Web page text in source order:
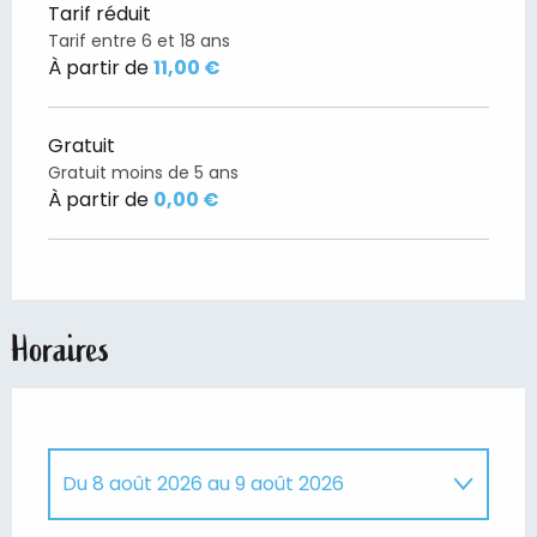
Tarif réduit
Tarif entre 6 et 18 ans
À partir de11,00 €
Gratuit
Gratuit moins de 5 ans
À partir de 0,00 €
Horaires
Du8 août 2026 au9 août 2026